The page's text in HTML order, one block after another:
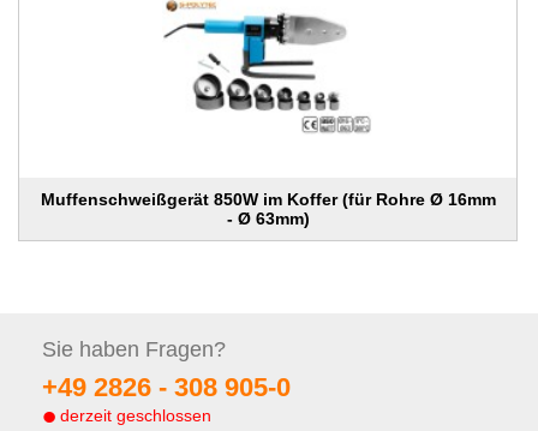
Muffenschweißgerät 850W im Koffer (für Rohre Ø 16mm
- Ø 63mm)
Sie haben Fragen?
+49 2826 - 308 905-0
derzeit geschlossen